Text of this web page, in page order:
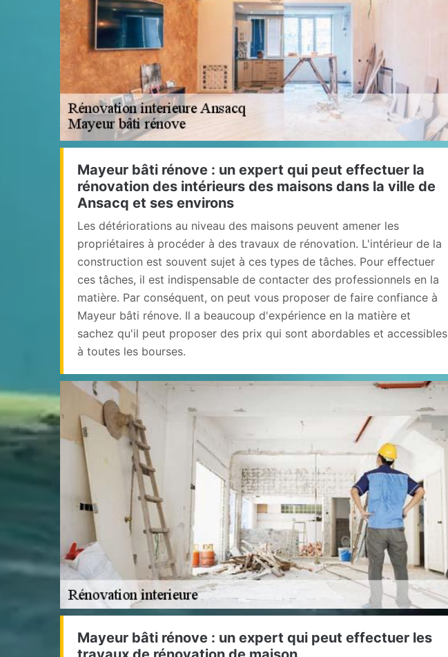
Mayeur bâti rénove : un expert qui peut effectuer la
rénovation des intérieurs des maisons dans la ville de
Ansacq et ses environs
Les détériorations au niveau des maisons peuvent amener les
propriétaires à procéder à des travaux de rénovation. L'intérieur de la
construction est souvent sujet à ces types de tâches. Pour effectuer
ces tâches, il est indispensable de contacter des professionnels en la
matière. Par conséquent, on peut vous proposer de faire confiance à
Mayeur bâti rénove. Il a beaucoup d'expérience en la matière et
sachez qu'il peut proposer des prix qui sont abordables et accessibles
à toutes les bourses.
Mayeur bâti rénove : un expert qui peut effectuer les